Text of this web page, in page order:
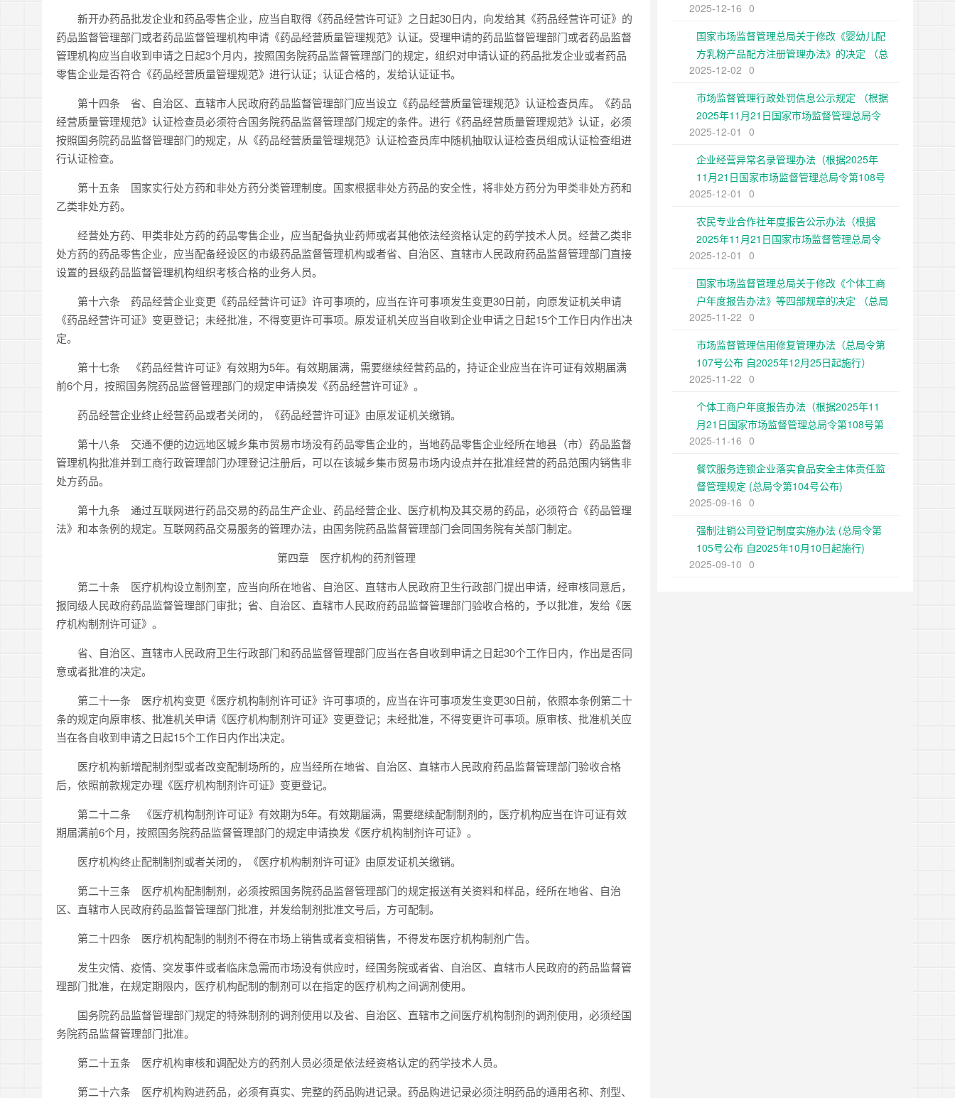
新开办药品批发企业和药品零售企业，应当自取得《药品经营许可证》之日起30日内，向发给其《药品经营许可证》的
药品监督管理部门或者药品监督管理机构申请《药品经营质量管理规范》认证。受理申请的药品监督管理部门或者药品监督
管理机构应当自收到申请之日起3个月内，按照国务院药品监督管理部门的规定，组织对申请认证的药品批发企业或者药品
零售企业是否符合《药品经营质量管理规范》进行认证；认证合格的，发给认证证书。
第十四条 省、自治区、直辖市人民政府药品监督管理部门应当设立《药品经营质量管理规范》认证检查员库。《药品
经营质量管理规范》认证检查员必须符合国务院药品监督管理部门规定的条件。进行《药品经营质量管理规范》认证，必须
按照国务院药品监督管理部门的规定，从《药品经营质量管理规范》认证检查员库中随机抽取认证检查员组成认证检查组进
行认证检查。
第十五条 国家实行处方药和非处方药分类管理制度。国家根据非处方药品的安全性，将非处方药分为甲类非处方药和
乙类非处方药。
经营处方药、甲类非处方药的药品零售企业，应当配备执业药师或者其他依法经资格认定的药学技术人员。经营乙类非
处方药的药品零售企业，应当配备经设区的市级药品监督管理机构或者省、自治区、直辖市人民政府药品监督管理部门直接
设置的县级药品监督管理机构组织考核合格的业务人员。
第十六条 药品经营企业变更《药品经营许可证》许可事项的，应当在许可事项发生变更30日前，向原发证机关申请
《药品经营许可证》变更登记；未经批准，不得变更许可事项。原发证机关应当自收到企业申请之日起15个工作日内作出决
定。
第十七条 《药品经营许可证》有效期为5年。有效期届满，需要继续经营药品的，持证企业应当在许可证有效期届满
前6个月，按照国务院药品监督管理部门的规定申请换发《药品经营许可证》。
药品经营企业终止经营药品或者关闭的，《药品经营许可证》由原发证机关缴销。
第十八条 交通不便的边远地区城乡集市贸易市场没有药品零售企业的，当地药品零售企业经所在地县（市）药品监督
管理机构批准并到工商行政管理部门办理登记注册后，可以在该城乡集市贸易市场内设点并在批准经营的药品范围内销售非
处方药品。
第十九条 通过互联网进行药品交易的药品生产企业、药品经营企业、医疗机构及其交易的药品，必须符合《药品管理
法》和本条例的规定。互联网药品交易服务的管理办法，由国务院药品监督管理部门会同国务院有关部门制定。
第四章 医疗机构的药剂管理
第二十条 医疗机构设立制剂室，应当向所在地省、自治区、直辖市人民政府卫生行政部门提出申请，经审核同意后，
报同级人民政府药品监督管理部门审批；省、自治区、直辖市人民政府药品监督管理部门验收合格的，予以批准，发给《医
疗机构制剂许可证》。
省、自治区、直辖市人民政府卫生行政部门和药品监督管理部门应当在各自收到申请之日起30个工作日内，作出是否同
意或者批准的决定。
第二十一条 医疗机构变更《医疗机构制剂许可证》许可事项的，应当在许可事项发生变更30日前，依照本条例第二十
条的规定向原审核、批准机关申请《医疗机构制剂许可证》变更登记；未经批准，不得变更许可事项。原审核、批准机关应
当在各自收到申请之日起15个工作日内作出决定。
医疗机构新增配制剂型或者改变配制场所的，应当经所在地省、自治区、直辖市人民政府药品监督管理部门验收合格
后，依照前款规定办理《医疗机构制剂许可证》变更登记。
第二十二条 《医疗机构制剂许可证》有效期为5年。有效期届满，需要继续配制制剂的，医疗机构应当在许可证有效
期届满前6个月，按照国务院药品监督管理部门的规定申请换发《医疗机构制剂许可证》。
医疗机构终止配制制剂或者关闭的，《医疗机构制剂许可证》由原发证机关缴销。
第二十三条 医疗机构配制制剂，必须按照国务院药品监督管理部门的规定报送有关资料和样品，经所在地省、自治
区、直辖市人民政府药品监督管理部门批准，并发给制剂批准文号后，方可配制。
第二十四条 医疗机构配制的制剂不得在市场上销售或者变相销售，不得发布医疗机构制剂广告。
发生灾情、疫情、突发事件或者临床急需而市场没有供应时，经国务院或者省、自治区、直辖市人民政府的药品监督管
理部门批准，在规定期限内，医疗机构配制的制剂可以在指定的医疗机构之间调剂使用。
国务院药品监督管理部门规定的特殊制剂的调剂使用以及省、自治区、直辖市之间医疗机构制剂的调剂使用，必须经国
务院药品监督管理部门批准。
第二十五条 医疗机构审核和调配处方的药剂人员必须是依法经资格认定的药学技术人员。
第二十六条 医疗机构购进药品，必须有真实、完整的药品购进记录。药品购进记录必须注明药品的通用名称、剂型、
第109号修正）
2025-12-16 0
国家市场监督管理总局关于修改《婴幼儿配
方乳粉产品配方注册管理办法》的决定 （总
局令第109号公布 自公布之日起施行）
2025-12-02 0
市场监督管理行政处罚信息公示规定 （根据
2025年11月21日国家市场监督管理总局令
第108号第二次修正）
2025-12-01
0
企业经营异常名录管理办法（根据2025年
11月21日国家市场监督管理总局令第108号
第二次修正）
2025-12-01
0
农民专业合作社年度报告公示办法（根据
2025年11月21日国家市场监督管理总局令
第108号第二次修正）
2025-12-01
0
国家市场监督管理总局关于修改《个体工商
户年度报告办法》等四部规章的决定 （总局
令第108号公布 自2025年12月25日起施
2025-11-22 0
市场监督管理信用修复管理办法（总局令第
107号公布 自2025年12月25日起施行）
2025-11-22 0
个体工商户年度报告办法（根据2025年11
月21日国家市场监督管理总局令第108号第
二次修正）
2025-11-16 0
餐饮服务连锁企业落实食品安全主体责任监
督管理规定 (总局令第104号公布)
2025-09-16 0
强制注销公司登记制度实施办法 (总局令第
105号公布 自2025年10月10日起施行)
2025-09-10 0